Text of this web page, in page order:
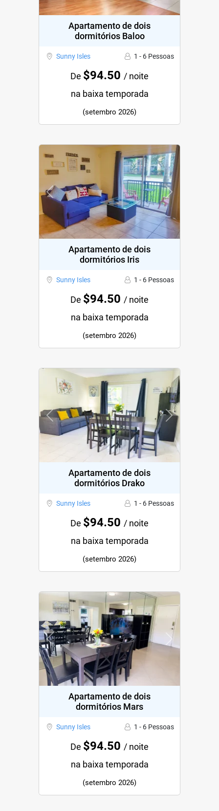
Apartamento de dois
dormitórios Baloo
Sunny Isles 1 - 6 Pessoas
De $94.50 / noite
na baixa temporada
(setembro 2026)
Previous Next
Apartamento de dois
dormitórios Iris
Sunny Isles 1 - 6 Pessoas
De $94.50 / noite
na baixa temporada
(setembro 2026)
Previous Next
Apartamento de dois
dormitórios Drako
Sunny Isles 1 - 6 Pessoas
De $94.50 / noite
na baixa temporada
(setembro 2026)
Previous Next
Apartamento de dois
dormitórios Mars
Sunny Isles 1 - 6 Pessoas
De $94.50 / noite
na baixa temporada
(setembro 2026)